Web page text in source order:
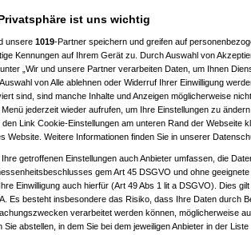
ETWAS hab ihr bekommen.. (
ETWAS hab ihr bekommen..
Welches ETWAS hab ihr bekommen..
monster23
am
ETWAS hab ihr bekommen..
female
am 23.12.2008,
ETWAS hab ihr bekommen..( User6465am
ETWAS hab ihr bekommen..(playazam 23.12.2008,
ETWAS hab ihr bekommen..(Ardjanam 23.12.2008,
ETWAS hab ihr bekommen..(monster23am
ETWAS hab ihr bekommen..(User284am 23.12.2008,
hab ihr bekommen..(Diallam 23.12.2008, 09:01:20)
ETWAS hab ihr bekommen.. (ddrobescham
ETWAS hab ihr bekommen..
ETWAS hab ihr bekommen..(Games2Gameam
Welches ETWAS hab ihr bekommen..( ddrobescham
Welches ETWAS hab ihr bekommen..
(q.e.d.am
Welches ETWAS hab ihr bekommen..
am
Welches ETWAS hab ihr bekommen.. (Games2Game
Welches ETWAS hab ihr bekommen..(q.e.d.am
Re(8): Welches ETWAS hab ihr bekommen..(
ist uns wichtig
unsere 1019-Partner speichern und greifen auf
Kennungen auf Ihrem Gerät zu. Durch Auswahl von
„Wir und unsere Partner verarbeiten Daten, um Ihnen
von Alle ablehnen oder Widerruf Ihrer Einwilligung
sind, sind manche Inhalte und Anzeigen möglicherweise
jederzeit wieder aufrufen, um Ihre Einstellungen zu
den Link Cookie-Einstellungen am unteren Rand der Webseite
Website. Weitere Informationen finden Sie in unserer
getroffenen Einstellungen auch Anbieter umfassen, die
gem Art 45 DSGVO und ohne
Einwilligung auch hierfür (Art 49 Abs 1 lit a DSGVO). Dies
Es besteht insbesondere das Risiko, dass Ihre Daten durch
verarbeitet werden können, möglicherweise
Sie abstellen, in dem Sie bei dem jeweiligen Anbieter in der